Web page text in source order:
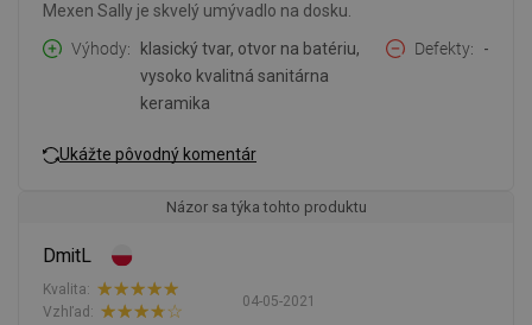
Mexen Sally je skvelý umývadlo na dosku.
Výhody
klasický tvar, otvor na batériu,
vysoko kvalitná sanitárna
keramika
Defekty -
Ukážte pôvodný komentár
Názor sa týka tohto produktu
DmitL
04-05-2021
Kvalita:
Vzhľad: